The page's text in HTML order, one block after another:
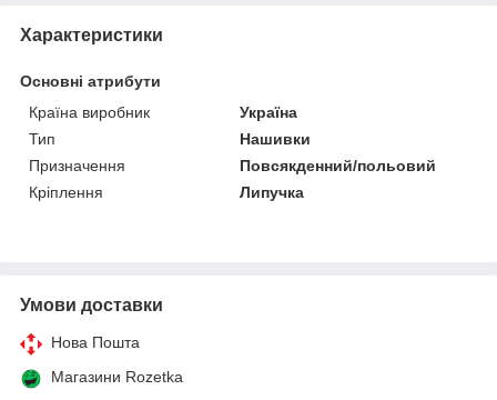
Характеристики
Основні атрибути
Країна виробник
Україна
Тип
Нашивки
Призначення
Повсякденний/польовий
Кріплення
Липучка
Умови доставки
Нова Пошта
Магазини Rozetka